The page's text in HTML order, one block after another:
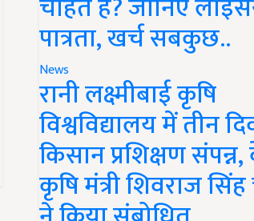
पात्रता, खर्च सबकुछ..
News
रानी लक्ष्मीबाई कृषि
विश्वविद्यालय में तीन
किसान प्रशिक्षण संपन्न,
कृषि मंत्री शिवराज